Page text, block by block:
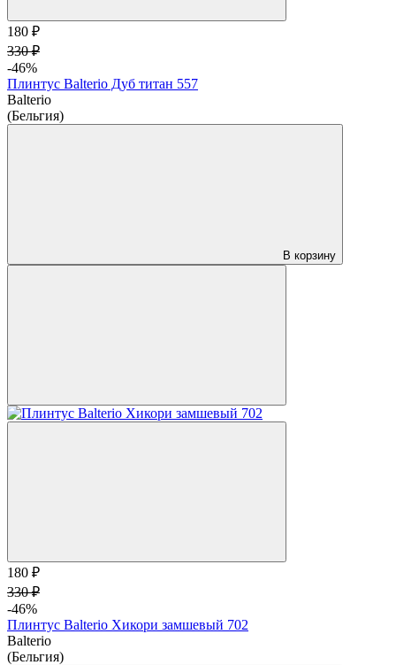
180 ₽
330 ₽
-46%
Плинтус Balterio Дуб титан 557
Balterio
(Бельгия)
В корзину
180 ₽
330 ₽
-46%
Плинтус Balterio Хикори замшевый 702
Balterio
(Бельгия)